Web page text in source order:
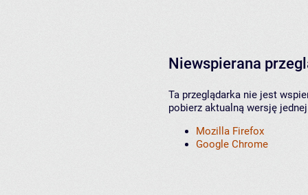
Niewspierana
Ta przeglądarka nie jest
pobierz aktualną wersję
Mozilla Firefox
Google Chrome